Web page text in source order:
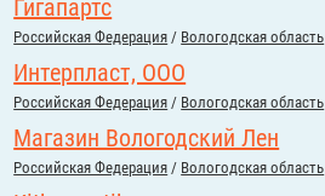
Гигапартс
Российcкая Федерация / Вологодская область
Интерпласт, OOO
Российcкая Федерация / Вологодская область
Магазин Вологодский Лен
Российcкая Федерация / Вологодская область